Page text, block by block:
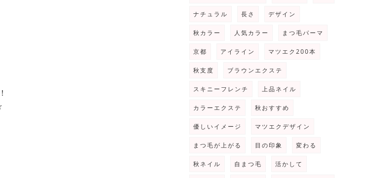
ナチュラル 長さ デザイン
秋カラー 人気カラー まつ毛パーマ
京都 アイライン マツエク200本
秋支度 ブラウンエクステ
スキニーフレンチ 上品ネイル
カラーエクステ 秋おすすめ
優しいイメージ マツエクデザイン
まつ毛が上がる 目の印象 変わる
秋ネイル 自まつ毛 活かして